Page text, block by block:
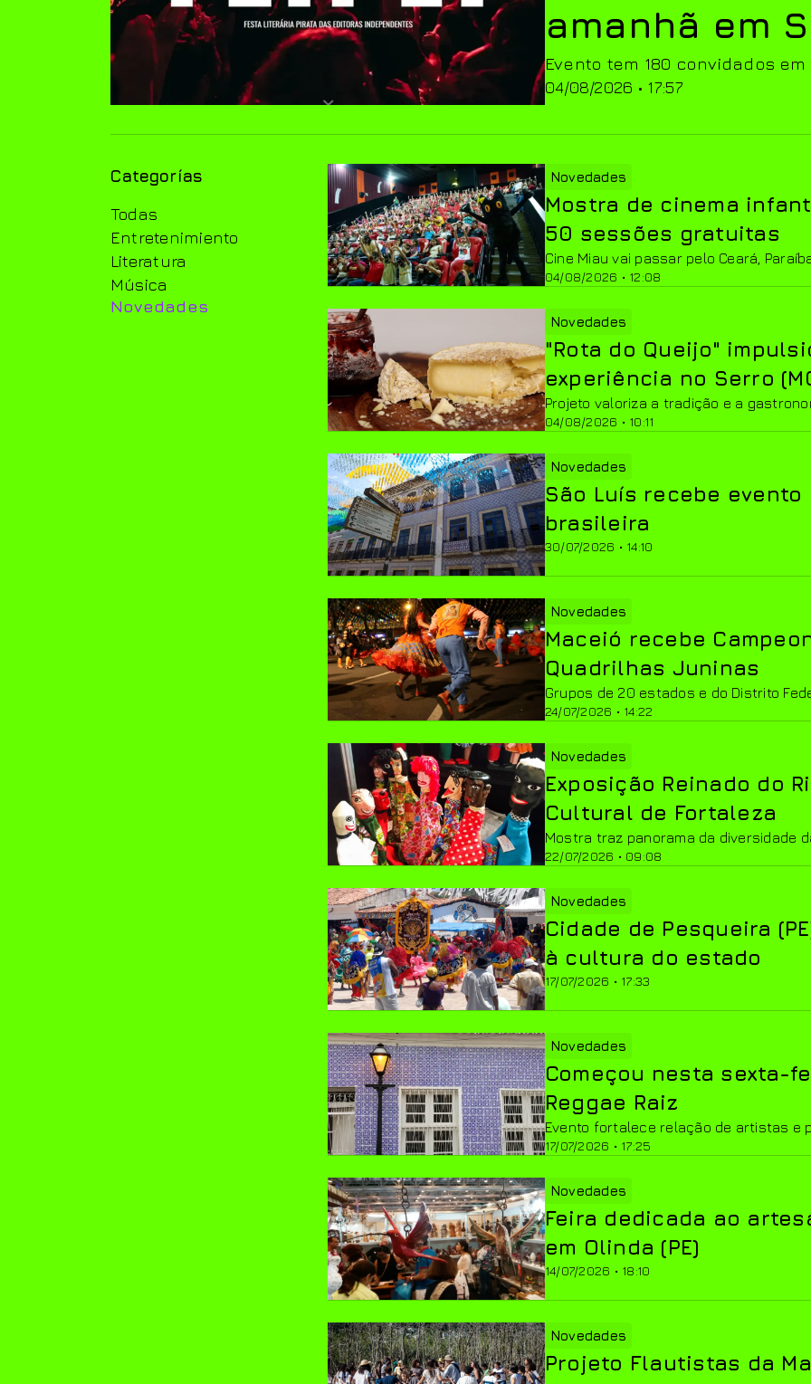
04/08/2026 • 17:57
amanhã em
Evento tem 180 convidados
Categorías
Todas
Entretenimiento
Literatura
Música
Novedades
Novedades
04/08/2026 • 12:08
Mostra de cinema
50 sessões gratuitas
Cine Miau vai passar pelo Ceará,
Novedades
04/08/2026 • 10:11
"Rota do Queijo"
experiência no Serro
Projeto valoriza a tradição e a
Novedades
30/07/2026 • 14:10
São Luís recebe
brasileira
Novedades
24/07/2026 • 14:22
Maceió recebe
Quadrilhas Juninas
Grupos de 20 estados e do Distrito
Novedades
22/07/2026 • 09:08
Exposição Reinado do
Cultural de Fortaleza
Mostra traz panorama da diversidade
Novedades
17/07/2026 • 17:33
Cidade de Pesqueira
à cultura do estado
Novedades
17/07/2026 • 17:25
Começou nesta sexta-
Reggae Raiz
Evento fortalece relação de artistas e
Novedades
14/07/2026 • 18:10
Feira dedicada ao
em Olinda (PE)
Novedades
Projeto Flautistas da